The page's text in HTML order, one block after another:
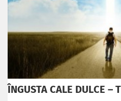
ÎNGUSTA CALE DULCE –